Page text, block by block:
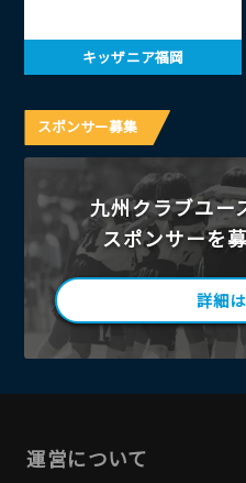
キッザニア福岡
スポンサー募集
九州クラブユー
スポンサーを
詳細
運営について